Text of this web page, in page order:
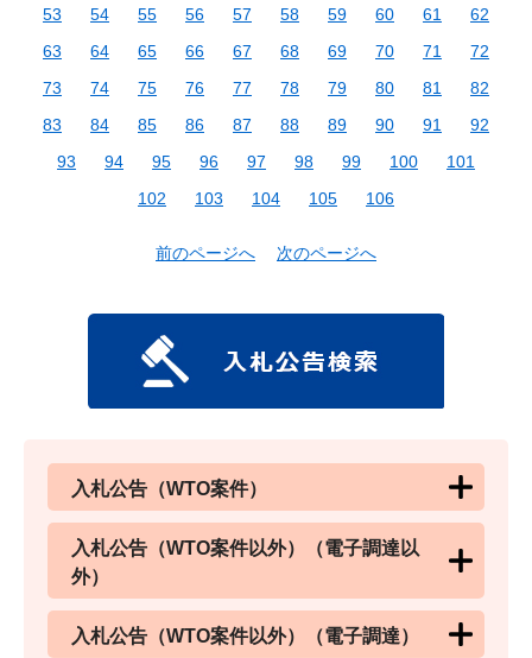
53
54 55 56 57 58 59 60 61
62
63
64 65 66 67 68 69 70 71
72
73
74 75 76 77 78 79 80 81
82
83
84 85 86 87 88 89 90 91
92
93
94 95 96 97 98 99 100
101
102
103 104 105 106
前のページへ 次のページへ
入札公告（WTO案件）
入札公告（WTO案件以外）（電子調達以
外）
入札公告（WTO案件以外）（電子調達）